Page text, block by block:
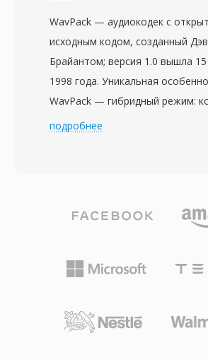
речи, а не на полном спектре,
исключительно компактные
Профессиональные рекордеры
Philips используют DSS нативно,
интегрируясь с программами
транскрибирования, которые
эффективность по размеру: час
занимает всего 6-12 МБ, что
юридических фирм и судов.
маршрутизацию через очереди
транскрибирования с
WavPack — аудиокодек с
исходным кодом, созданный
Брайантом; версия 1.0 вышла 15
1998 года. Уникальная
WavPack — гибридный режим:
одновременно создаёт
мобильность, берут только
качество, сохраняют оба. Кодек
обрабатывает PCM-аудио от 8-
плавающей запятой, с
подробнее